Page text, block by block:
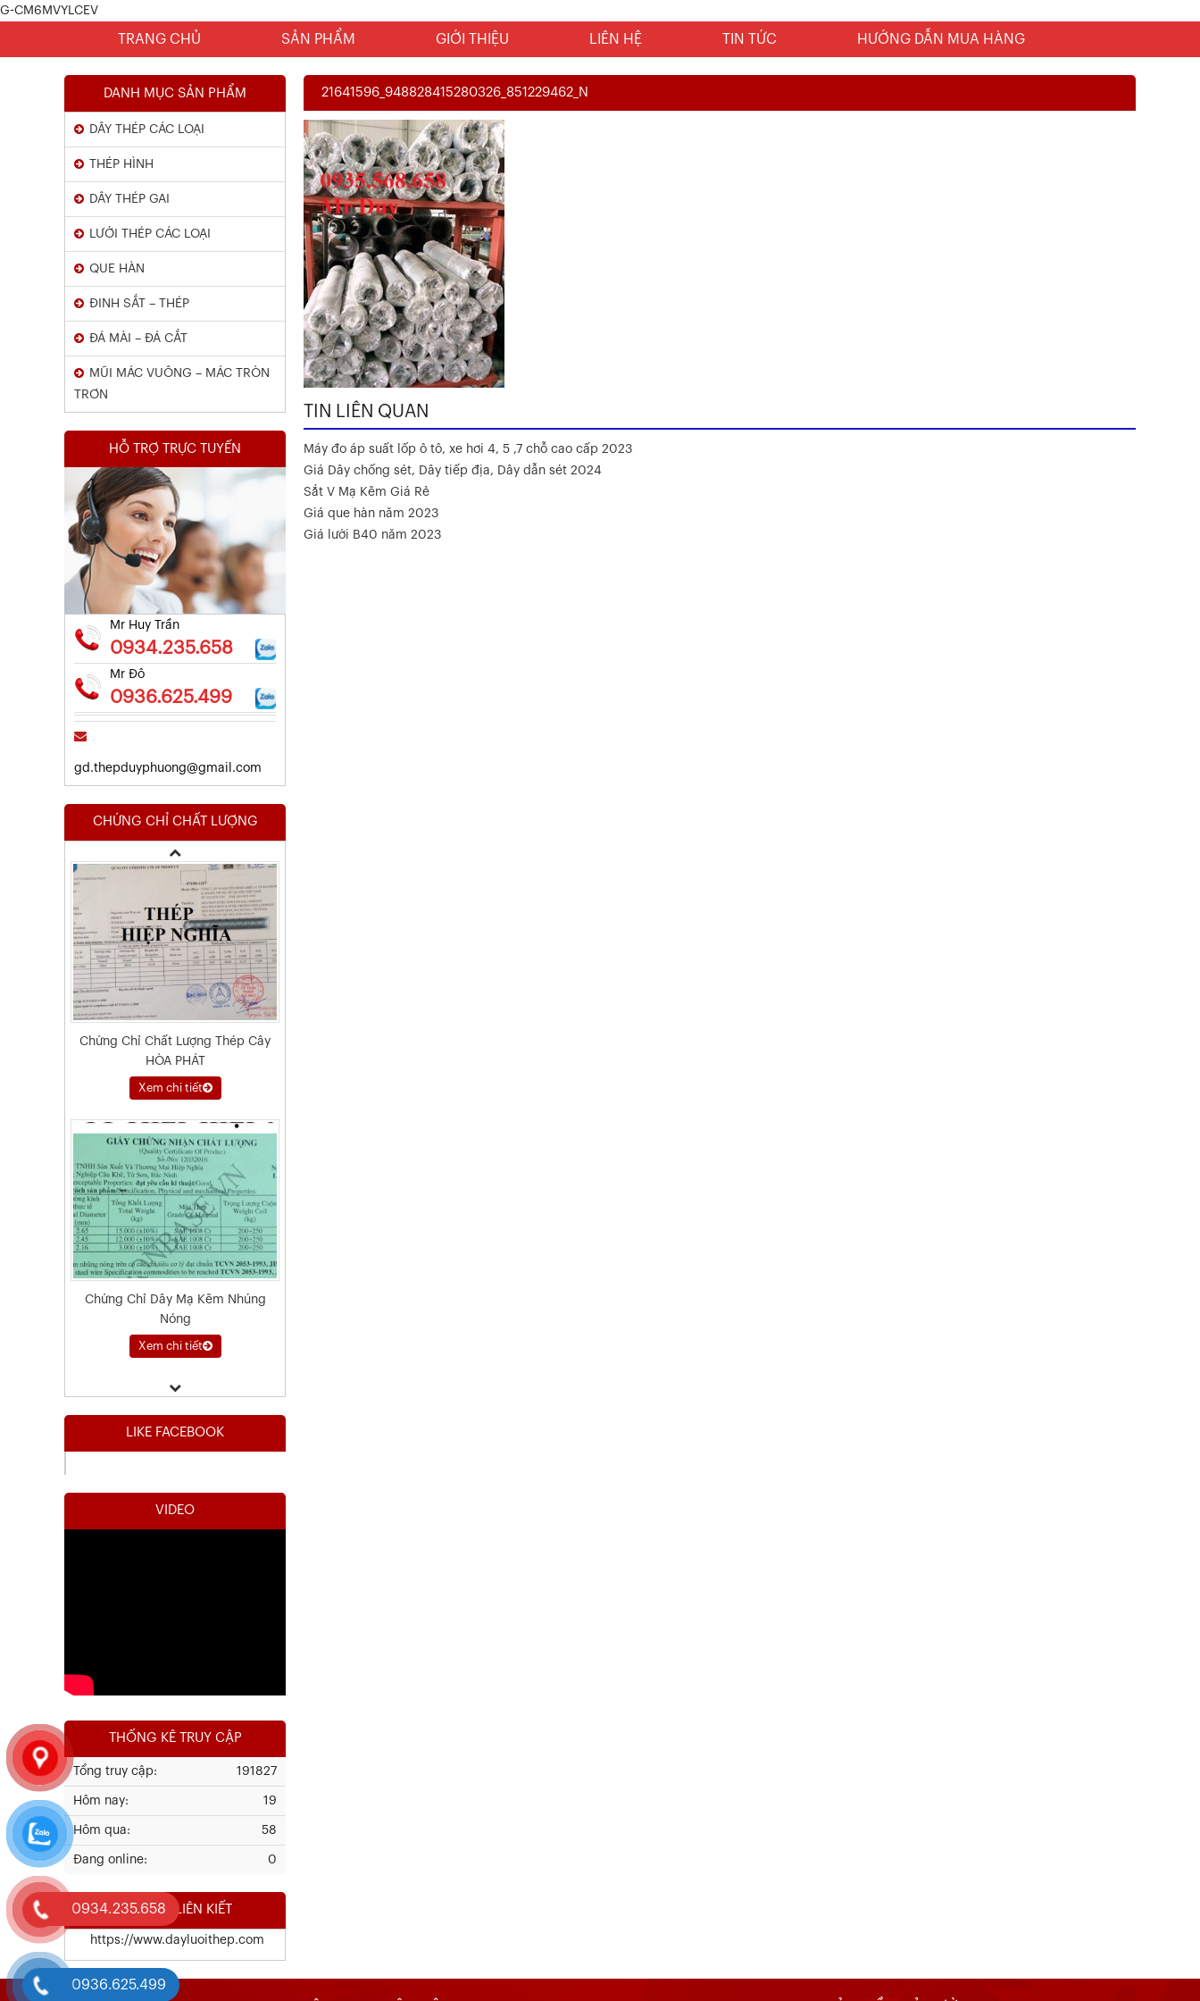
G-CM6MVYLCEV
TRANG CHỦ SẢN PHẨM GIỚI THIỆU LIÊN HỆ TIN TỨC HƯỚNG DẪN MUA HÀNG
21641596_948828415280326_851229462_N
TIN LIÊN QUAN
Máy đo áp suất lốp ô tô, xe hơi 4, 5 ,7 chỗ cao cấp 2023
Giá Dây chống sét, Dây tiếp địa, Dây dẫn sét 2024
Sắt V Mạ Kẽm Giá Rẻ
Giá que hàn năm 2023
Giá lưới B40 năm 2023
DANH MỤC SẢN PHẨM
DÂY THÉP CÁC LOẠI
THÉP HÌNH
DÂY THÉP GAI
LƯỚI THÉP CÁC LOẠI
QUE HÀN
ĐINH SẮT – THÉP
ĐÁ MÀI – ĐÁ CẮT
MŨI MÁC VUÔNG – MÁC TRÒN
TRƠN
HỖ TRỢ TRỰC TUYẾN
Mr Huy Trần
0934.235.658
Mr Đô
0936.625.499
gd.thepduyphuong@gmail.com
CHỨNG CHỈ CHẤT LƯỢNG
Chứng Chỉ Dây Mạ Kẽm Nhúng
Nóng
Kết Quả Thử Nghiệm Lưới Tô Tường
Xem chi tiết
Kết Quả Thử Nghiệm Lưới Tô Tường
Chứng Chỉ Chất Lượng Thép Cây
HÒA PHÁT
Xem chi tiết
Chứng Chỉ Dây Mạ Kẽm Nhúng
Nóng
Xem chi tiết
Kết Quả Thử Nghiệm Lưới Tô Tường
Xem chi tiết
LIKE FACEBOOK
VIDEO
THỐNG KÊ TRUY CẬP
191827
Tổng truy cập:
19
Hôm nay:
58
Hôm qua:
0
Đang online:
WEBSITE LIÊN KIẾT
https://www.dayluoithep.com
0934.235.658
0936.625.499